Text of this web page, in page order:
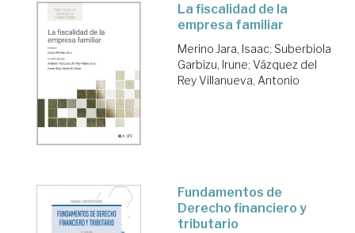
La fiscalidad de la
empresa familiar
Merino Jara, Isaac; Suberbiola
Garbizu, Irune; Vázquez del
Rey Villanueva, Antonio
Fundamentos de
Derecho financiero y
tributario